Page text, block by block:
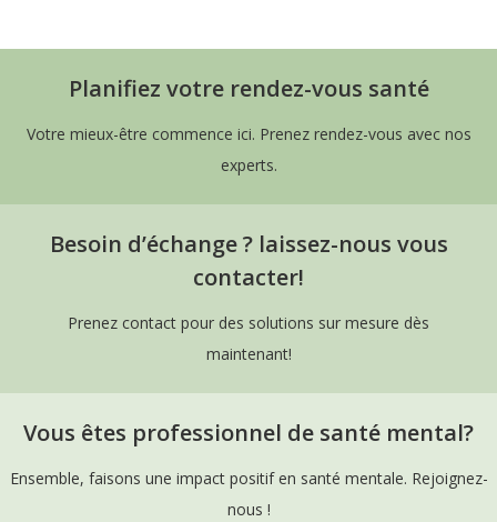
Planifiez votre rendez-vous santé
Votre mieux-être commence ici. Prenez rendez-vous avec nos
experts.
Besoin d’échange ? laissez-nous vous
contacter!
Prenez contact pour des solutions sur mesure dès
maintenant!
Vous êtes professionnel de santé mental?
Ensemble, faisons une impact positif en santé mentale. Rejoignez-
nous !